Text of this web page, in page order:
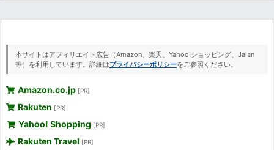
本サイトはアフィリエイト広告（Amazon、楽天、Yahoo!ショッピング、Jalan
等）を利用しています。詳細はプライバシーポリシーをご参照ください。
Amazon.co.jp [PR]
Rakuten [PR]
Yahoo! Shopping [PR]
Rakuten Travel [PR]